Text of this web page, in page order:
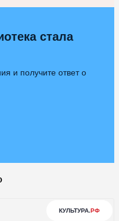
стала
и получите ответ о